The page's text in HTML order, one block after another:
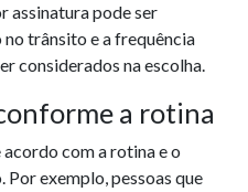
assinatura pode ser
trânsito e a frequência
considerados na escolha.
a rotina
com a rotina e o
exemplo, pessoas que